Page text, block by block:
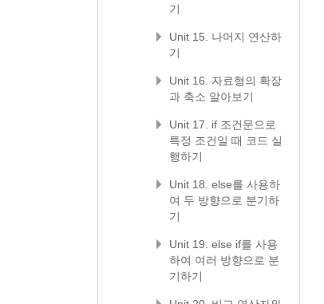
기
Unit 15. 나머지 연산하
기
Unit 16. 자료형의 확장
과 축소 알아보기
Unit 17. if 조건문으로
특정 조건일 때 코드 실
행하기
Unit 18. else를 사용하
여 두 방향으로 분기하
기
Unit 19. else if를 사용
하여 여러 방향으로 분
기하기